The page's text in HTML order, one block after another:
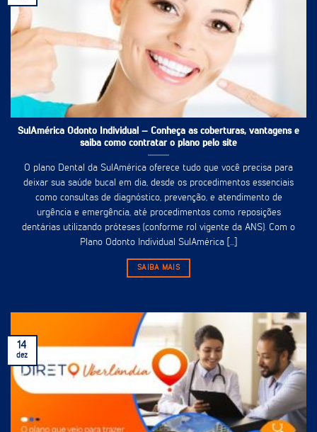
SulAmérica Odonto Individual – Conheça as coberturas, vantagens e
saiba como contratar o plano pelo site
O plano Dental da SulAmérica oferece tudo que você precisa para
deixar sua saúde bucal em dia, desde os procedimentos essenciais
como consultas de diagnóstico, prevenção, e atendimento de
urgência e emergência, até procedimentos como reposições
dentárias utilizando próteses (conforme rol vigente da ANS). Com o
Plano Odonto Individual SulAmérica [...]
SAIBA MAIS
14
dez